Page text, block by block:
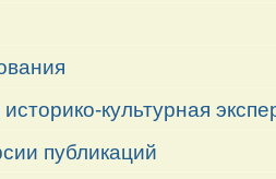
культурная
публикаций